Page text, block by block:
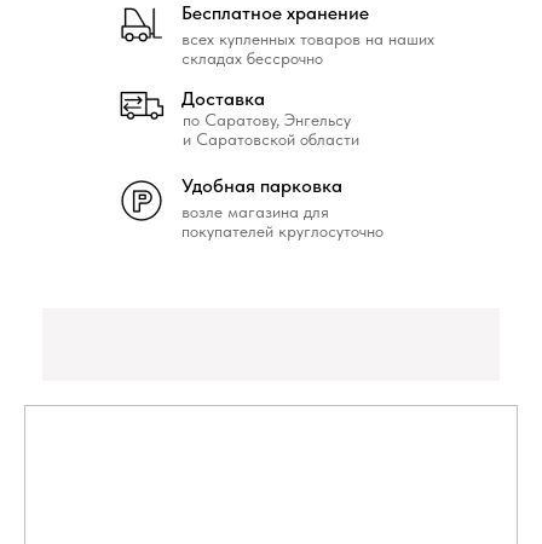
возле магазина для
покупателей круглосуточно
Удобная парковка
всех купленных товаров на наших
складах бессрочно
Бесплатное хранение
по Саратову, Энгельсу
и Саратовской области
Доставка